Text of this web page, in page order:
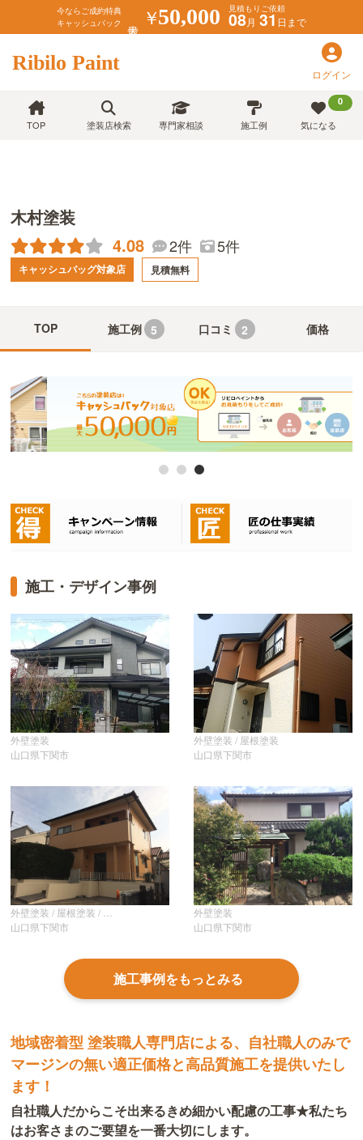
今ならご成約特典
キャッシュバック
￥50,000 見積もりご依頼
08月 31日まで
Ribilo Paint ログイン
TOP 塗装店検索 専門家相談 施工例
0
気になる
木村塗装
4.08 2件 5件
キャッシュバッグ対象店 見積無料
TOP 施工例 5 口コミ 2 価格
施工・デザイン事例
外壁塗装
山口県下関市
外壁塗装 / 屋根塗装
山口県下関市
山口県下関市
外壁塗装
山口県下関市
施工事例をもっとみる
地域密着型 塗装職人専門店による、自社職人のみで
マージンの無い適正価格と高品質施工を提供いたし
ます！
自社職人だからこそ出来るきめ細かい配慮の工事★私たち
はお客さまのご要望を一番大切にします。